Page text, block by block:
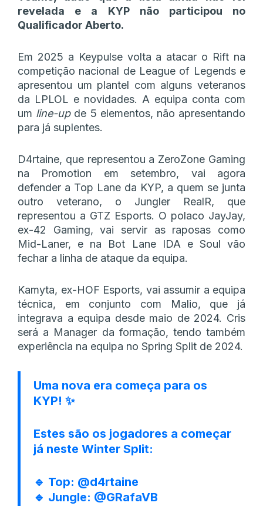
revelada e a KYP não participou no
Qualificador Aberto.
Em 2025 a Keypulse volta a atacar o Rift na
competição nacional de League of Legends e
apresentou um plantel com alguns veteranos
da LPLOL e novidades. A equipa conta com
um line-upde 5 elementos, não apresentando
para já suplentes.
D4rtaine, que representou a ZeroZone Gaming
na Promotion em setembro, vai agora
defender a Top Lane da KYP, a quem se junta
outro veterano, o Jungler RealR, que
representou a GTZ Esports. O polaco JayJay,
ex-42 Gaming, vai servir as raposas como
Mid-Laner, e na Bot Lane IDA e Soul vão
fechar a linha de ataque da equipa.
Kamyta, ex-HOF Esports, vai assumir a equipa
técnica, em conjunto com Malio, que já
integrava a equipa desde maio de 2024. Cris
será a Manager da formação, tendo também
experiência na equipa no Spring Split de 2024.
Uma nova era começa para os
KYP! ✨
Estes são os jogadores a começar
já neste Winter Split:
🔹 Top: @d4rtaine
🔹 Jungle: @GRafaVB